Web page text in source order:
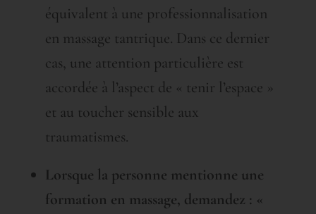
équivalent à une professionnalisation
en massage tantrique. Dans ce dernier
cas, une attention particulière est
accordée à l’aspect de « tenir l’espace »
et au toucher sensible aux
traumatismes.
Lorsque la personne mentionne une
formation en massage, demandez : «